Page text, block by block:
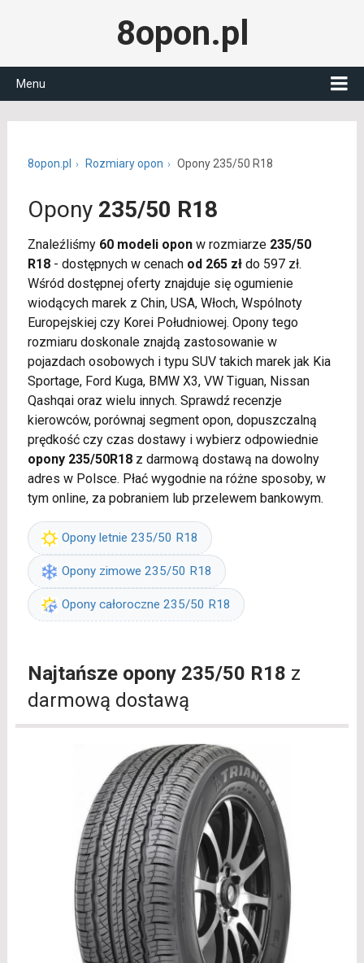
8opon.pl
Menu
8opon.pl Rozmiary opon Opony 235/50 R18
Opony 235/50 R18
Znaleźliśmy 60 modeli oponw rozmiarze 235/50
R18- dostępnych w cenach od 265 złdo 597 zł.
Wśród dostępnej oferty znajduje się ogumienie
wiodących marek z Chin, USA, Włoch, Wspólnoty
Europejskiej czy Korei Południowej. Opony tego
rozmiaru doskonale znajdą zastosowanie w
pojazdach osobowych i typu SUV takich marek jak Kia
Sportage, Ford Kuga, BMW X3, VW Tiguan, Nissan
Qashqai oraz wielu innych. Sprawdź recenzje
kierowców, porównaj segment opon, dopuszczalną
prędkość czy czas dostawy i wybierz odpowiednie
opony 235/50R18z darmową dostawą na dowolny
adres w Polsce. Płać wygodnie na różne sposoby, w
tym online, za pobraniem lub przelewem bankowym.
Opony letnie 235/50 R18
Opony zimowe 235/50 R18
Opony całoroczne 235/50 R18
Najtańsze opony 235/50 R18 z
darmową dostawą